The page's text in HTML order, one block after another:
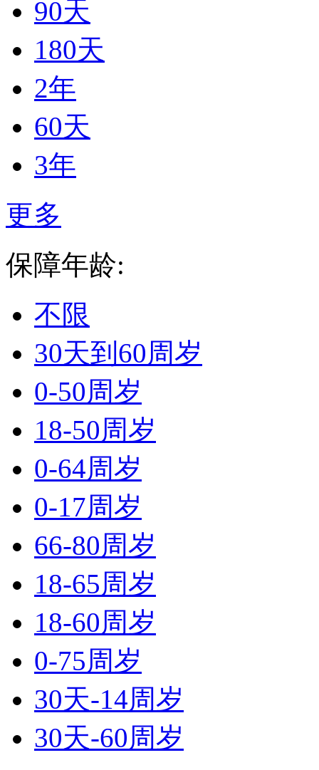
90天
180天
2年
60天
3年
更多
保障年龄:
不限
30天到60周岁
0-50周岁
18-50周岁
0-64周岁
0-17周岁
66-80周岁
18-65周岁
18-60周岁
0-75周岁
30天-14周岁
30天-60周岁